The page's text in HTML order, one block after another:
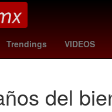
Trendings VIDEOS
Assa Abloy Auditorio
del